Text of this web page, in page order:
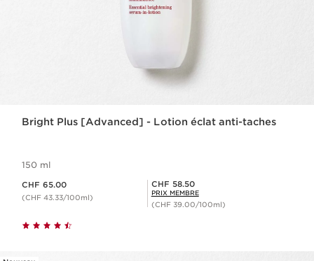
Bright Plus [Advanced] - Lotion éclat anti-taches
150 ml
CHF 65.00
(CHF 43.33/100ml)
Prix Sérénité CHF 58.50
CHF 58.50
PRIX MEMBRE
(CHF 39.00/100ml)